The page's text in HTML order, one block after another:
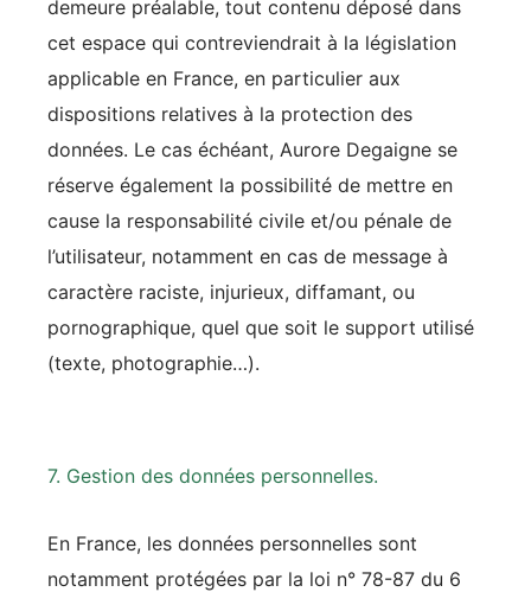
demeure préalable, tout contenu déposé dans
cet espace qui contreviendrait à la législation
applicable en France, en particulier aux
dispositions relatives à la protection des
données. Le cas échéant, Aurore Degaigne se
réserve également la possibilité de mettre en
cause la responsabilité civile et/ou pénale de
l’utilisateur, notamment en cas de message à
caractère raciste, injurieux, diffamant, ou
pornographique, quel que soit le support utilisé
(texte, photographie…).
7. Gestion des données personnelles.
En France, les données personnelles sont
notamment protégées par la loi n° 78-87 du 6